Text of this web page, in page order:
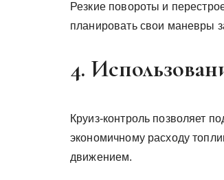
Резкие повороты и
планировать свои маневры
4.
Круиз-контроль позволяет
экономичному расходу
движением.